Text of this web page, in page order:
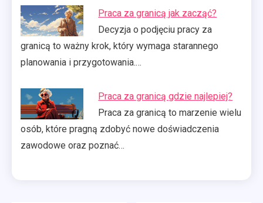
Praca za granicą jak zacząć?
Decyzja o podjęciu pracy za
granicą to ważny krok, który wymaga starannego
planowania i przygotowania.…
Praca za granicą gdzie najlepiej?
Praca za granicą to marzenie wielu
osób, które pragną zdobyć nowe doświadczenia
zawodowe oraz poznać…